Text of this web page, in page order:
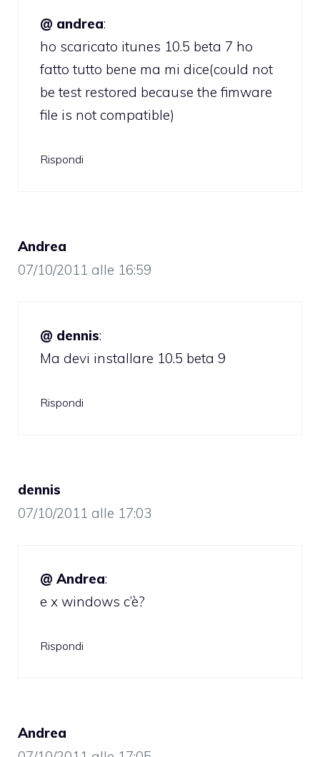
@ andrea:
ho scaricato itunes 10.5 beta 7 ho
fatto tutto bene ma mi dice(could not
be test restored because the fimware
file is not compatible)
Rispondi
Andrea
07/10/2011 alle 16:59
@ dennis:
Ma devi installare 10.5 beta 9
Rispondi
dennis
07/10/2011 alle 17:03
@ Andrea:
e x windows c’è?
Rispondi
Andrea